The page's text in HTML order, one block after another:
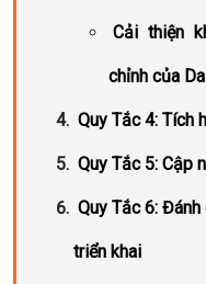
Cải thiện
chỉnh của
Quy Tắc 4: Tích
Quy Tắc 5: Cập
Quy Tắc 6:
triển khai